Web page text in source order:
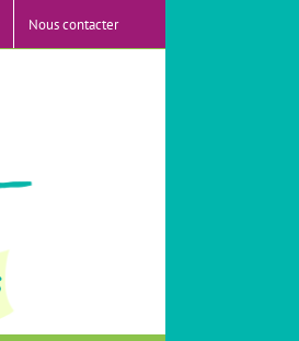
Nous contacter